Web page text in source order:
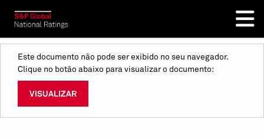
Este documento não pode ser exibido no seu navegador.
Clique no botão abaixo para visualizar o documento:
VISUALIZAR